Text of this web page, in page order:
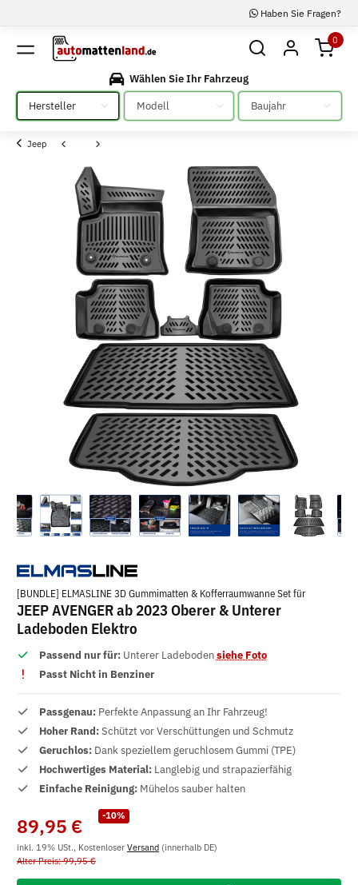
Haben Sie Fragen?
0
Wählen Sie Ihr Fahrzeug
Bitte auswählen
Bitte auswählen Bitte auswählen
Jeep
[BUNDLE] ELMASLINE 3D Gummimatten & Kofferraumwanne Set für
JEEP AVENGER ab 2023 Oberer & Unterer
Ladeboden Elektro
Passend nur für: Unterer Ladebodensiehe Foto
Passt Nicht in Benziner
Passgenau: Perfekte Anpassung an Ihr Fahrzeug!
Hoher Rand:Schützt vor Verschüttungen und Schmutz
Geruchlos: Dank speziellem geruchlosem Gummi (TPE)
Hochwertiges Material: Langlebig und strapazierfähig
Einfache Reinigung: Mühelos sauber halten
-10%
89,95 €
inkl. 19% USt., Kostenloser Versand (innerhalb DE)
Alter Preis: 99,95 €